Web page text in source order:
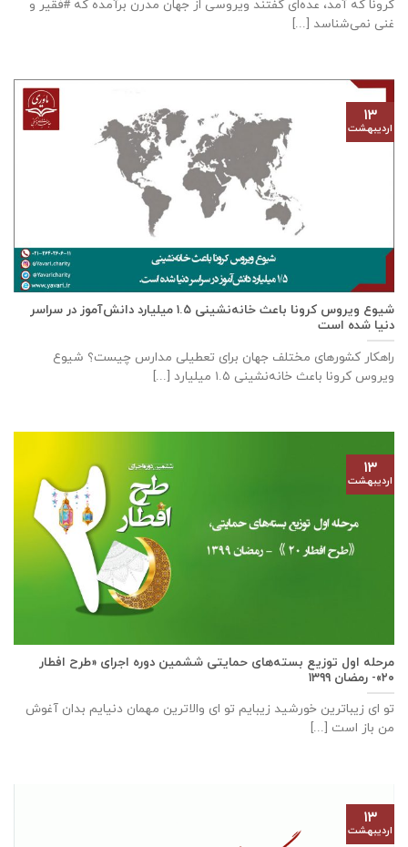
کرونا که آمد، عده‌ای گفتند ویروسی از جهان مدرن برآمده که #فقیر و
غنی نمی‌شناسد [...]
شیوع ویروس کرونا باعث خانه‌نشینی ۱.۵ میلیارد دانش‌آموز در سراسر
دنیا شده است
راهکار کشورهای مختلف جهان برای تعطیلی مدارس چیست؟ شیوع
ویروس کرونا باعث خانه‌نشینی ۱.۵ میلیارد [...]
۱۳
اردیبهشت
مرحله اول توزیع بسته‌های حمایتی ششمین دوره اجرای «طرح افطار
۲۰»- رمضان ۱۳۹۹
تو ای زیباترین خورشید زیبایم تو ای والاترین مهمان دنیایم بدان آغوش
من باز است [...]
۱۳
اردیبهشت
۱۳
اردیبهشت